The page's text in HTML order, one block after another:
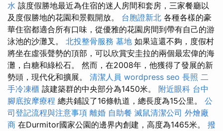
水 該度假勝地最近為住宿的迷人房間和套房，三家餐廳以
及度假勝地的花園和景觀開放。 台胞證新北 各種各樣的豪
華住宿都適合所有口味，從優雅的花園房間到帶有自己的游
泳池的沙灘叉。 北投整骨服務 墓地 如果這還不夠，度假村
將坐在虛張聲勢的頂部，可以欣賞安圭拉的兩個最宏偉的海
灘，白糖和綠松石。 然而，在2008年，他獲得了發展的新
勢頭，現代化和擴展。 清潔人員 wordpress seo 長照 二
手冷凍櫃 該建築群的中央部分為1450米。 附近眼科 台中
腳底按摩療程 總共鋪設了16條軌道，總長度為15公里。 公
司登記流程與注意事項 離婚 自助餐 滅鼠清潔公司 外燴廠
商 在Durmitor國家公園的邊界內創建，高度為1465米。 撥